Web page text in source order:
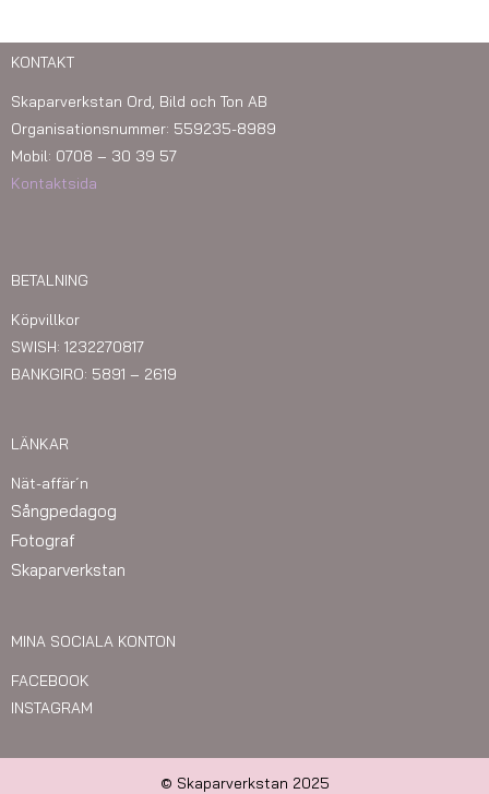
KONTAKT
Skaparverkstan Ord, Bild och Ton AB
Organisationsnummer: 559235-8989
Mobil: 0708 – 30 39 57
Kontaktsida
BETALNING
Köpvillkor
SWISH: 1232270817
BANKGIRO: 5891 – 2619
LÄNKAR
Nät-affär´n
Sångpedagog
Fotograf
Skaparverkstan
MINA SOCIALA KONTON
FACEBOOK
INSTAGRAM
© Skaparverkstan 2025